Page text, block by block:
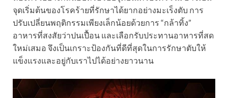
จุดเริ่มต้นของโรคร้ายที่รักษาได้ยากอย่างมะเร็งตับ การ
ปรับเปลี่ยนพฤติกรรมเพียงเล็กน้อยด้วยการ “กล้าทิ้ง”
อาหารที่สงสัยว่าปนเปื้อน และเลือกรับประทานอาหารที่สด
ใหม่เสมอ จึงเป็นเกราะป้องกันที่ดีที่สุดในการรักษาตับให้
แข็งแรงและอยู่กับเราไปได้อย่างยาวนาน